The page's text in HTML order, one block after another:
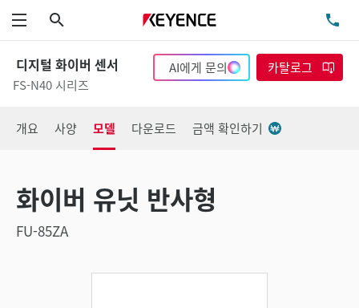
메뉴
디지털 화이버 센서
FS-N40 시리즈
AI에게 문의 카탈로그
개요 사양 모델 다운로드 금액 확인하기
화이버 유닛 반사형
FU-85ZA